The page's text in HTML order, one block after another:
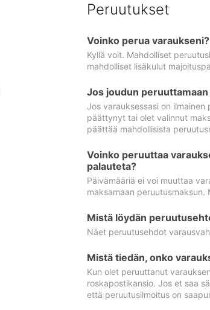
Peruutukset
Voinko perua varaukseni?
Kyllä voit. Mahdolliset
mahdolliset lisäkulut
Jos joudun
Jos varauksessasi on
päättynyt tai olet valinnut
päättää mahdollisista
Voinko peruuttaa
palauteta?
Päivämääriä ei voi muuttaa
maksamaan
Mistä löydän
Näet peruutusehdot
Mistä tiedän, onko
Kun olet peruuttanut
roskapostikansio. Jos et saa
että peruutusilmoitus on